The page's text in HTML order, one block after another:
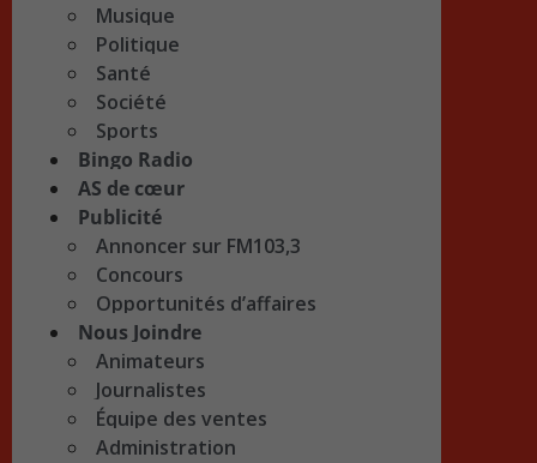
Musique
Politique
Santé
Société
Sports
Bingo Radio
AS de cœur
Publicité
Annoncer sur FM103,3
Concours
Opportunités d’affaires
Nous Joindre
Animateurs
Journalistes
Équipe des ventes
Administration